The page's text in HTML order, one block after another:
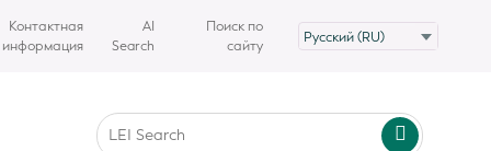
Контактная
информация
AI
Search
Поиск по
сайту